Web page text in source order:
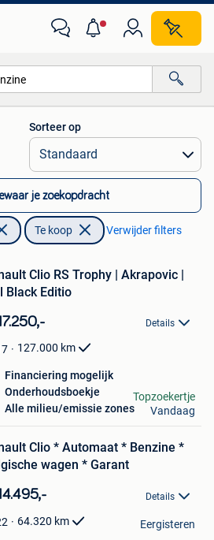
afstanden…
Sorteer op
je zoekopdracht
Te koop Verwijder filters
Clio RS Trophy | Akrapovic |
Black Editio
Details
127.000 km
Financiering mogelijk
Onderhoudsboekje
Alle milieu/emissie zones
Topzoekertje
Vandaag
Clio * Automaat * Benzine *
wagen * Garant
Details
64.320 km Eergisteren